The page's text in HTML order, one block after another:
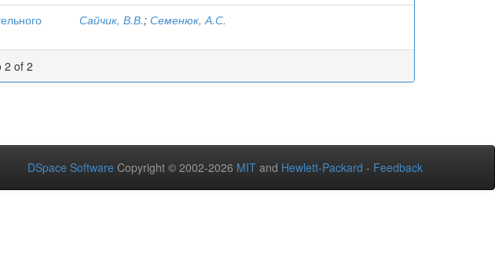
Сайчик, В.В.; Семенюк, А.С.
2 of 2
DSpace Software Copyright © 2002-2026 MIT and Hewlett-Packard - Feedback